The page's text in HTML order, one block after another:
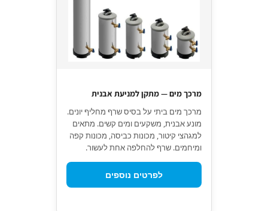
מרכך מים — מתקן למניעת אבנית
מרכך מים ביתי על בסיס שרף מחליף יונים.
מונע אבנית, משקעים ומים קשים. מתאים
למגהצי קיטור, מכונות כביסה, מכונות קפה
ומיחמים. שרף להחלפה אחת לעשור.
לפרטים נוספים